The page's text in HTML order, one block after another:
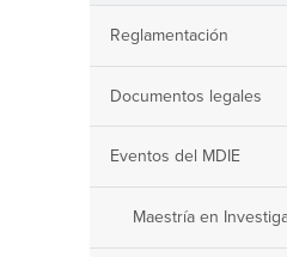
Reglamentación
Documentos legales
Eventos del MDIE
Maestría en